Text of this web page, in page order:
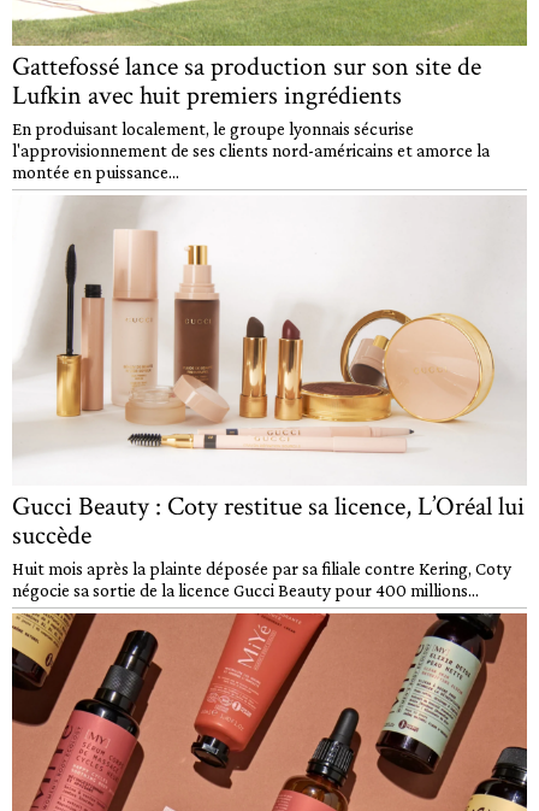
Gattefossé lance sa production sur son site de
Lufkin avec huit premiers ingrédients
En produisant localement, le groupe lyonnais sécurise
l'approvisionnement de ses clients nord-américains et amorce la
montée en puissance...
Gucci Beauty : Coty restitue sa licence, L’Oréal lui
succède
Huit mois après la plainte déposée par sa filiale contre Kering, Coty
négocie sa sortie de la licence Gucci Beauty pour 400 millions...